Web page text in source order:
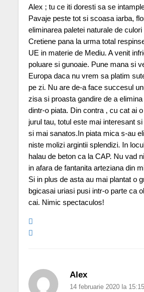
Alex ; tu ce iti doresti sa se
Pavaje peste tot si scoasa iarba,
eliminarea paletei naturale de culori
Cretiene pana la urma total
UE in materie de Mediu. A venit
poluare si gunoaie. Pune mana si
Europa daca nu vrem sa platim
pe zi. Nu are de-a face succesul
zisa si proasta gandire de a
dintr-o piata. Din contra , cu cat ai
jurul tau, totul este mai interesant
si mai sanatos.In piata mica s-au
niste molizi argintii splendizi. In
halau de beton ca la CAP. Nu vad
in afara de fantanita arteziana din
Si in plus de asta au mai plantat o
bgicasai uriasi pusi intr-o parte ca
cai. Nimic spectaculos!
Alex
14 februarie 2020 la 15:15